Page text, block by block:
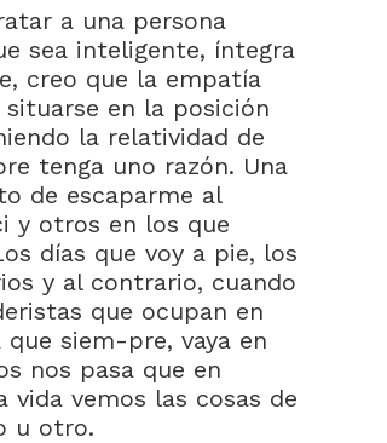
a una persona
sea inteligente, íntegra
creo que la empatía
en la posición
la relatividad de
tenga uno razón. Una
de escaparme al
y otros en los que
días que voy a pie, los
y al contrario, cuando
que ocupan en
siem-pre, vaya en
nos pasa que en
vemos las cosas de
u otro.